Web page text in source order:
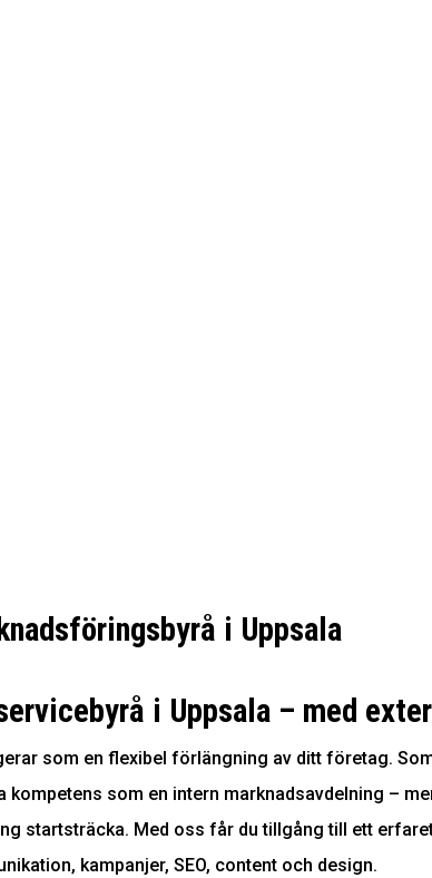
i Uppsala
i Uppsala – med
som en flexibel förlängning av ditt företag.
kompetens som en intern marknadsavdelning –
startsträcka. Med oss får du tillgång till ett
kampanjer, SEO, content och design.